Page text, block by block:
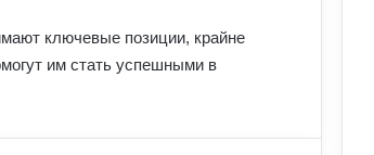
ключевые позиции, крайне
им стать успешными в